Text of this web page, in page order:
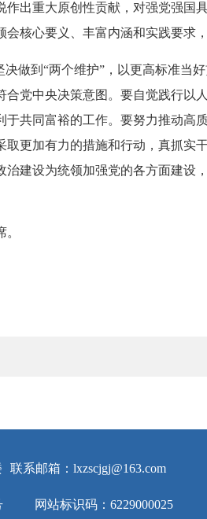
出重大原创性贡献，对强党强
核心要义、丰富内涵和实践要求
做到“两个维护”，以更高标准
党中央决策意图。要自觉践行
共同富裕的工作。要努力推动
更加有力的措施和行动，真抓实
建设为统领加强党的各方面建
联系邮箱：lxzscjgj@163.com
网站标识码：6229000025